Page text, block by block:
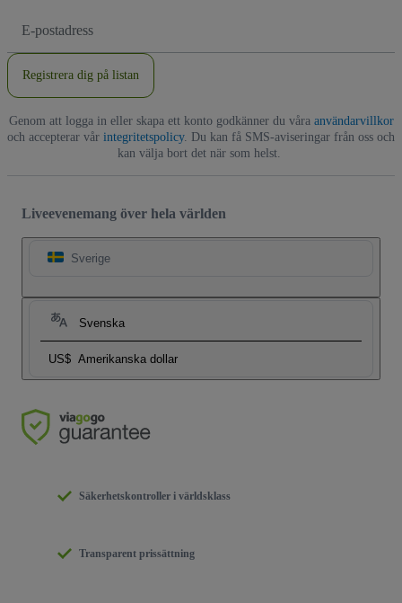
postadress
Registrera dig på listan
Genom att logga in eller skapa ett konto godkänner du våra användarvillkor
och accepterar vår integritetspolicy. Du kan få SMS-aviseringar från oss och
kan välja bort det när som helst.
Liveevenemang över hela världen
Sverige
Svenska
US$ Amerikanska dollar
Säkerhetskontroller i världsklass
Transparent prissättning